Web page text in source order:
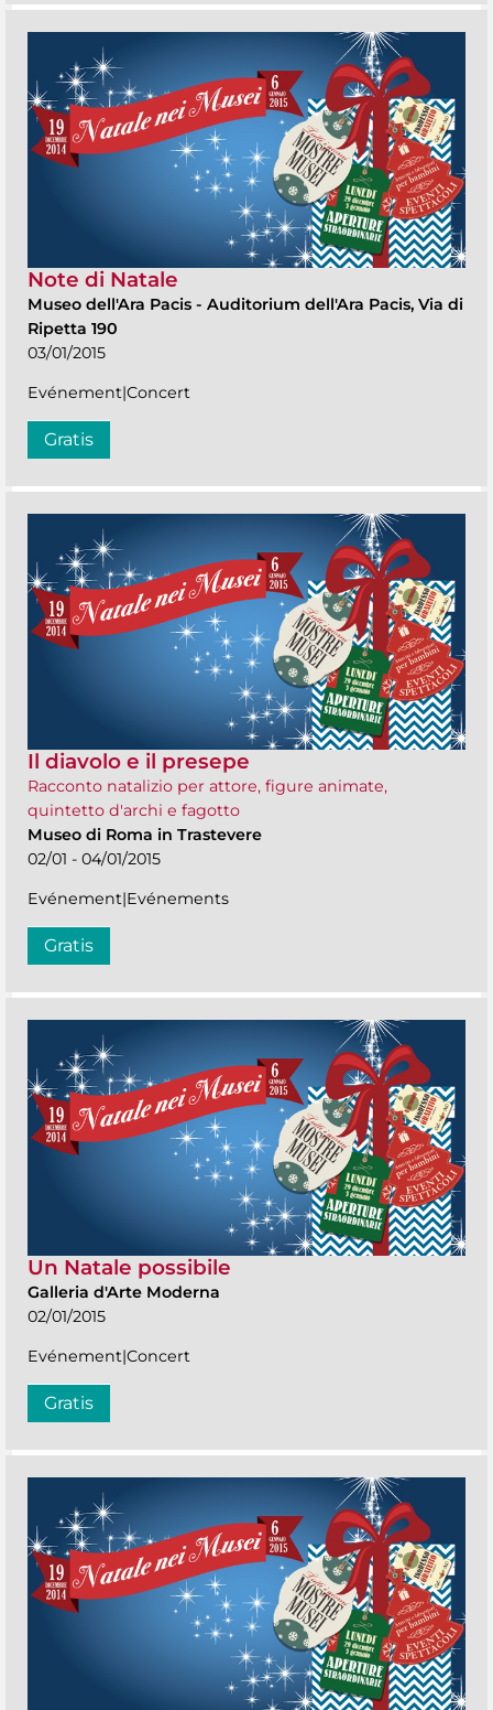
Note di Natale
Museo dell'Ara Pacis - Auditorium dell'Ara Pacis, Via di
Ripetta 190
03/01/2015
Evénement|Concert
Gratis
Il diavolo e il presepe
Racconto natalizio per attore, figure animate,
quintetto d'archi e fagotto
Museo di Roma in Trastevere
02/01 - 04/01/2015
Evénement|Evénements
Gratis
Un Natale possibile
Galleria d'Arte Moderna
02/01/2015
Evénement|Concert
Gratis